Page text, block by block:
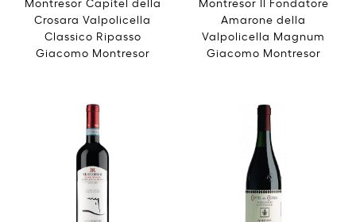
Crosara Valpolicella
Classico Ripasso
Giacomo Montresor
Amarone della
Valpolicella Magnum
Giacomo Montresor